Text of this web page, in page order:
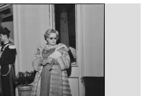
che inaugura la
lirica 1958-1959